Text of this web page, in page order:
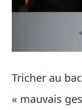
Tricher au
« mauvais